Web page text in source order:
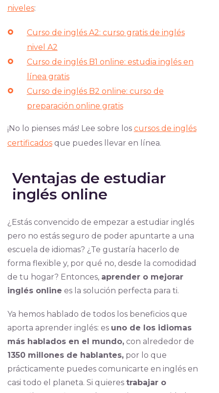
niveles:
Curso de inglés A2: curso gratis de inglés
nivel A2
Curso de inglés B1 online: estudia inglés en
línea gratis
Curso de inglés B2 online: curso de
preparación online gratis
¡No lo pienses más! Lee sobre los cursos de inglés
certificadosque puedes llevar en línea.
Ventajas de estudiar
inglés online
¿Estás convencido de empezar a estudiar inglés
pero no estás seguro de poder apuntarte a una
escuela de idiomas? ¿Te gustaría hacerlo de
forma flexible y, por qué no, desde la comodidad
de tu hogar? Entonces, aprender o mejorar
inglés online es la solución perfecta para ti.
Ya hemos hablado de todos los beneficios que
aporta aprender inglés: es uno de los idiomas
más hablados en el mundo,con alrededor de
1350 millones de hablantes,por lo que
prácticamente puedes comunicarte en inglés en
casi todo el planeta. Si quieres trabajar o